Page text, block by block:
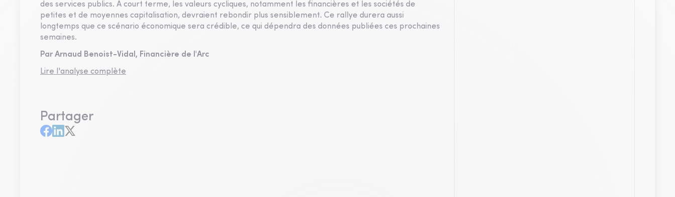
des services publics. À court terme, les valeurs cycliques, notamment les financières et les sociétés de
petites et de moyennes capitalisation, devraient rebondir plus sensiblement. Ce rallye durera aussi
longtemps que ce scénario économique sera crédible, ce qui dépendra des données publiées ces prochaines
semaines.
Par Arnaud Benoist-Vidal, Financière de l'Arc
Lire l'analyse complète
Partager